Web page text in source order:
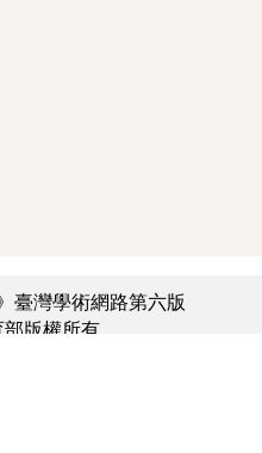
臺灣學術網路第六版
版權所有